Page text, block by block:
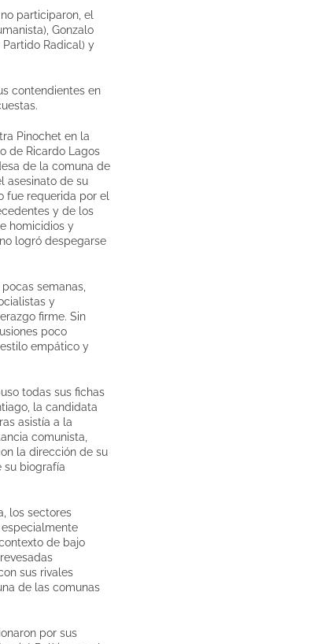
participaron, el
Gonzalo
Radical) y
contendientes en
Pinochet en la
de Ricardo Lagos
de la comuna de
asesinato de su
fue requerida por el
y de los
homicidios y
logró despegarse
semanas,
y
firme. Sin
poco
empático y
todas sus fichas
la candidata
asistía a la
comunista,
la dirección de su
su biografía
los sectores
de bajo
sus rivales
de las comunas
por sus